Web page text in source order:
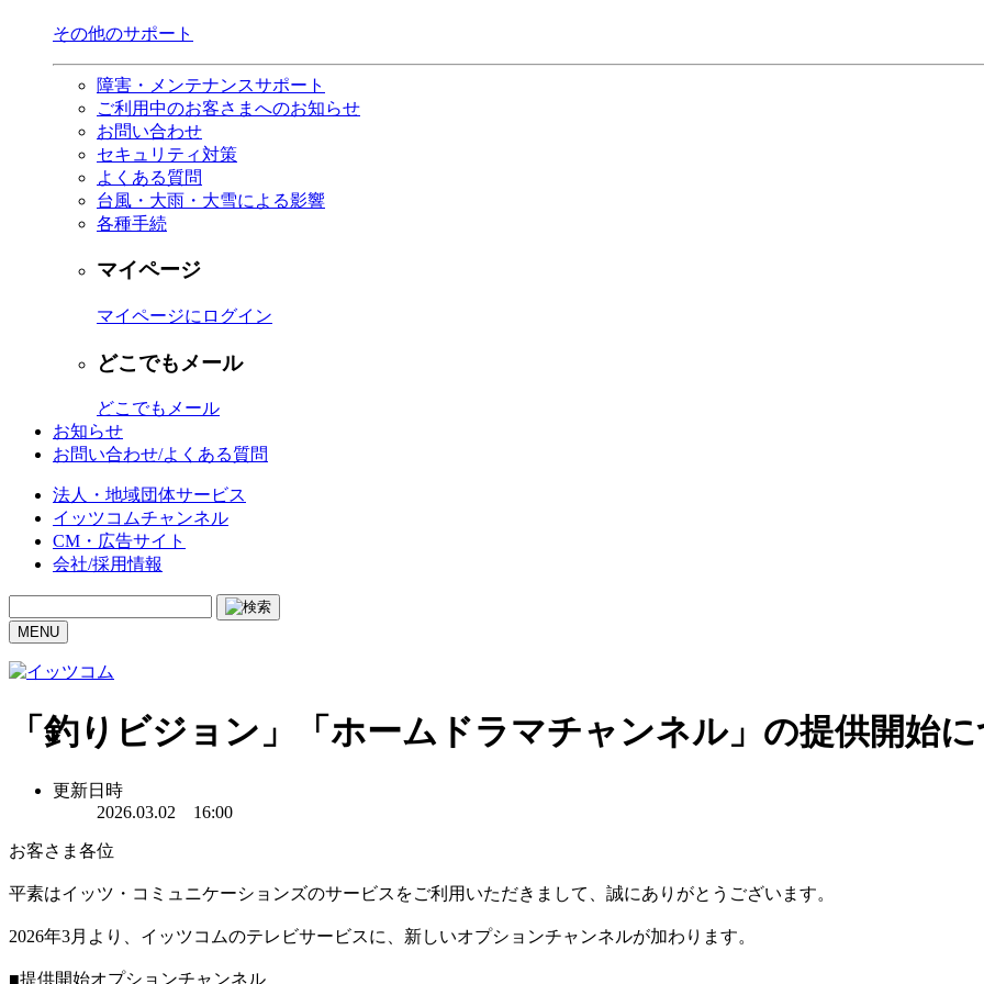
その他のサポート
障害・メンテナンスサポート
ご利用中のお客さまへのお知らせ
お問い合わせ
セキュリティ対策
よくある質問
台風・大雨・大雪による影響
各種手続
マイページ
マイページにログイン
どこでもメール
どこでもメール
お知らせ
お問い合わせ/よくある質問
法人・地域団体サービス
イッツコムチャンネル
CM・広告サイト
会社/採用情報
MENU
「釣りビジョン」「ホームドラマチャンネル」の提供開始
更新日時
2026.03.02 16:00
お客さま各位
平素はイッツ・コミュニケーションズのサービスをご利用いただきまして、誠にありがとうございます。
2026年3月より、イッツコムのテレビサービスに、新しいオプションチャンネルが加わります。
■提供開始オプションチャンネル